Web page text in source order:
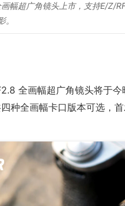
幅超广角镜头上市，支持E/Z/
全画幅超广角镜头将于
种全画幅卡口版本可选，首